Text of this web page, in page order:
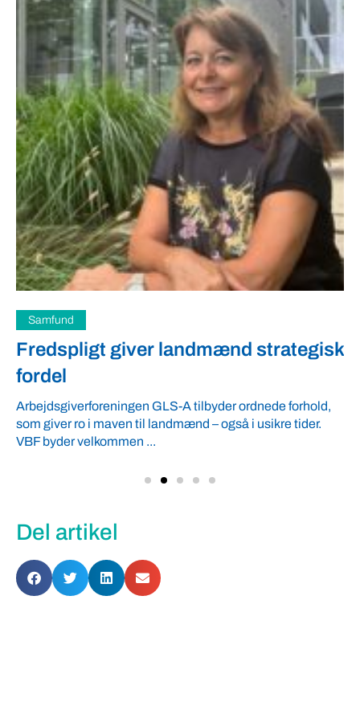
Samfund
Fredspligt giver landmænd strategisk
fordel
Arbejdsgiverforeningen GLS-A tilbyder ordnede forhold,
som giver ro i maven til landmænd – også i usikre tider.
VBF byder velkommen ...
Del artikel